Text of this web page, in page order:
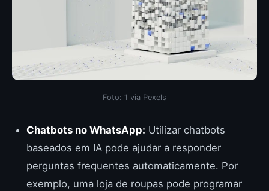
Foto: 1 via Pexels
Chatbots no WhatsApp: Utilizar chatbots
baseados em IA pode ajudar a responder
perguntas frequentes automaticamente. Por
exemplo, uma loja de roupas pode programar